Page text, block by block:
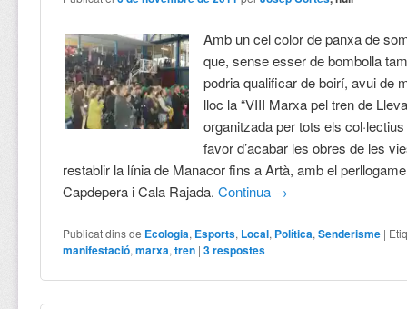
Amb un cel color de panxa de
que, sense esser de bombolla
podria qualificar de boirí, avui de
lloc la “VIII Marxa pel tren de
organitzada per tots els
favor d’acabar les obres de les
restablir la línia de Manacor fins a Artà, amb el
Capdepera i Cala Rajada.Continua →
Publicat dins de Ecologia, Esports, Local, Política,Senderisme |
manifestació,marxa,tren |3respostes